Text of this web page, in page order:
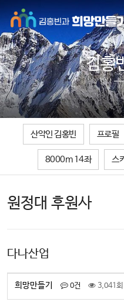
김홍
산악인 김홍빈 프로필
8000m 14좌 스
원정대 후원사
다나산업
희망만들기 0건 3,041회